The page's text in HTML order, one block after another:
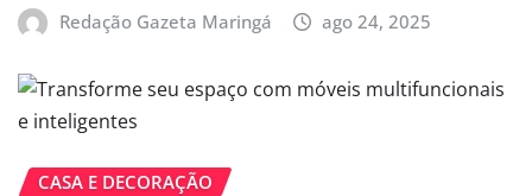
Redação Gazeta Maringá ago 24, 2025
CASA E DECORAÇÃO